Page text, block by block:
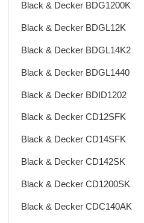
Black & Decker BDG1200K
Black & Decker BDGL12K
Black & Decker BDGL14K2
Black & Decker BDGL1440
Black & Decker BDID1202
Black & Decker CD12SFK
Black & Decker CD14SFK
Black & Decker CD142SK
Black & Decker CD1200SK
Black & Decker CDC140AK